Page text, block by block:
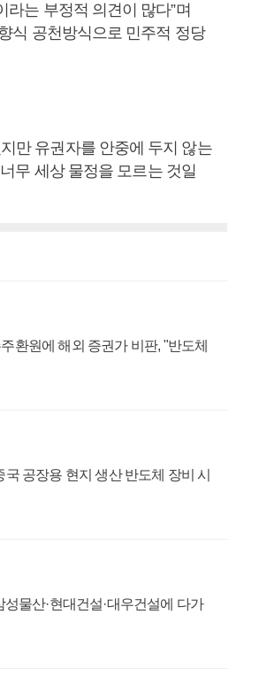
는 부정적 의견이 많다”며
식 공천방식으로 민주적 정당
만 유권자를 안중에 두지 않는
무 세상 물정을 모르는 것일
환원에 해외 증권가 비판, "반도체
공장용 현지 생산 반도체 장비 시
물산·현대건설·대우건설에 다가